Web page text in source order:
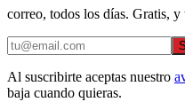
correo, todos los días. Gratis,
Al suscribirte aceptas nuestro
baja cuando quieras.